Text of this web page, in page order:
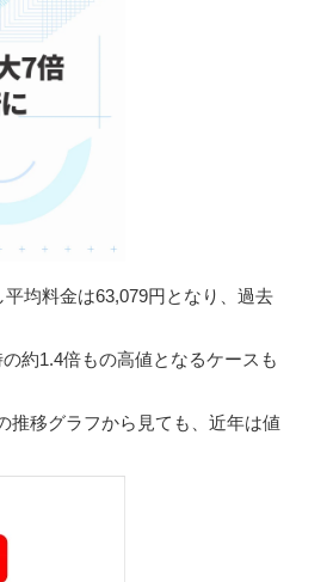
均料金は63,079円となり、過去
約1.4倍もの高値となるケースも
推移グラフから見ても、近年は値